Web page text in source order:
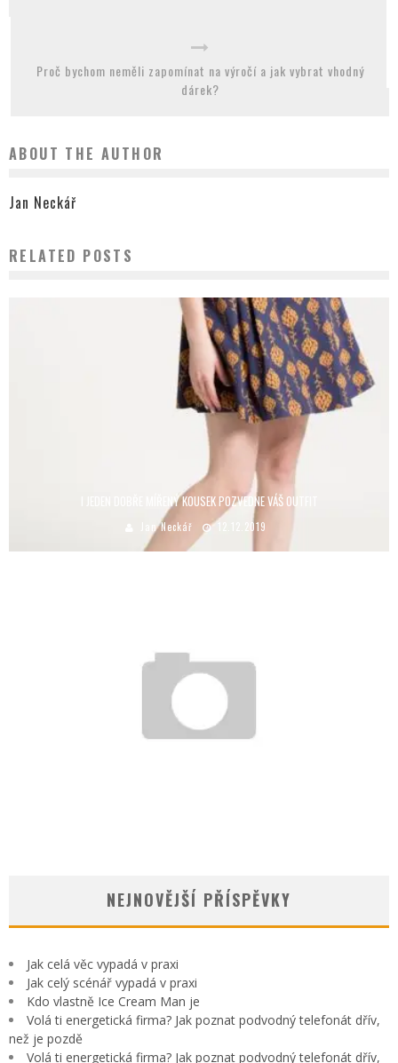
Proč bychom neměli zapomínat na výročí a jak vybrat vhodný
dárek?
ABOUT THE AUTHOR
Jan Neckář
RELATED POSTS
I JEDEN DOBŘE MÍŘENÝ KOUSEK POZVEDNE VÁŠ OUTFIT
Jan Neckář 12.12.2019
NEJNOVĚJŠÍ PŘÍSPĚVKY
Jak celá věc vypadá v praxi
Jak celý scénář vypadá v praxi
Kdo vlastně Ice Cream Man je
Volá ti energetická firma? Jak poznat podvodný telefonát dřív,
než je pozdě
Volá ti energetická firma? Jak poznat podvodný telefonát dřív,